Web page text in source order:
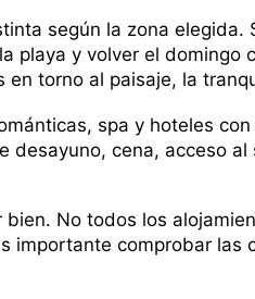
según la zona elegida.
playa y volver el domingo
torno al paisaje, la
spa y hoteles
cena, acceso
No todos los
comprobar